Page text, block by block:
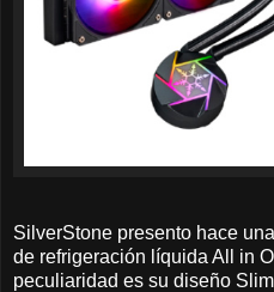
SilverStone presento hace
de refrigeración líquida All in
peculiaridad es su diseño